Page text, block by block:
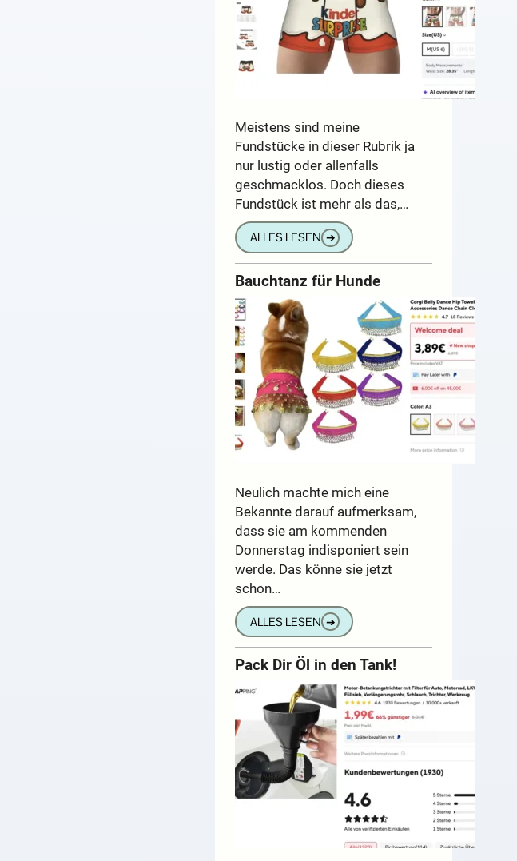
Meistens sind meine
Fundstücke in dieser Rubrik ja
nur lustig oder allenfalls
geschmacklos. Doch dieses
Fundstück ist mehr als das,…
ALLES LESEN ➔
Bauchtanz für Hunde
Neulich machte mich eine
Bekannte darauf aufmerksam,
dass sie am kommenden
Donnerstag indisponiert sein
werde. Das könne sie jetzt
schon…
ALLES LESEN ➔
Pack Dir Öl in den Tank!